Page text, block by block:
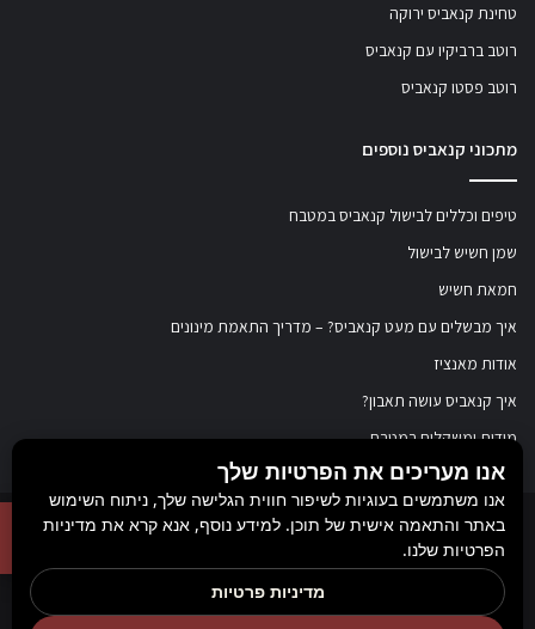
טחינת קנאביס ירוקה
רוטב ברביקיו עם קנאביס
רוטב פסטו קנאביס
מתכוני קנאביס נוספים
טיפים וכללים לבישול קנאביס במטבח
שמן חשיש לבישול
חמאת חשיש
איך מבשלים עם מעט קנאביס? – מדריך התאמת מינונים
אודות מאנציז
איך קנאביס עושה תאבון?
מידות ומשקלים במטבח
© כל הזכויות שמורות למאנציז
, 2017-2026. אין במידע באתר זה תחליף להוועצות עם
רופא או רוקח בטרם רכישת תכשיר והתחלת הטיפול בו. יש לעיין בעלון לצרכן לפני
השימוש בתכשיר. מומלץ להתייעץ עם הרוקח בכל הנוגע למטרות ואופן השימוש,
אנו מעריכים את הפרטיות שלך
אנו משתמשים בעוגיות לשיפור חווית הגלישה שלך, ניתוח השימוש
באתר והתאמה אישית של תוכן. למידע נוסף, אנא קרא את מדיניות
הפרטיות שלנו.
מדיניות פרטיות